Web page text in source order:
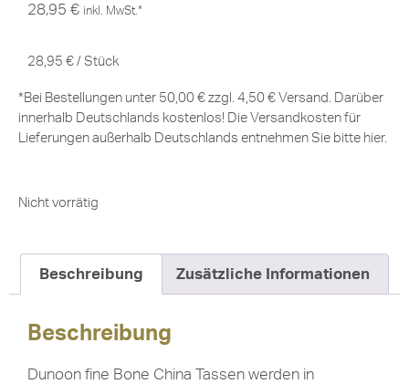
28,95 € inkl. MwSt.*
28,95 € / Stück
*Bei Bestellungen unter 50,00 € zzgl. 4,50 € Versand. Darüber
innerhalb Deutschlands kostenlos! Die Versandkosten für
Lieferungen außerhalb Deutschlands entnehmen Sie bitte hier.
Nicht vorrätig
Beschreibung Zusätzliche Informationen
Beschreibung
Dunoon fine Bone China Tassen werden in